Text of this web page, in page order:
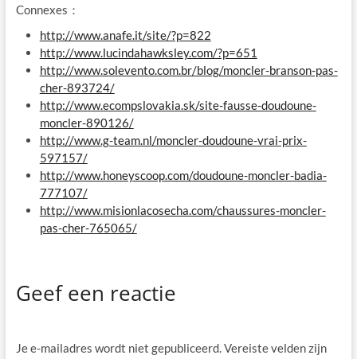
Connexes：
http://www.anafe.it/site/?p=822
http://www.lucindahawksley.com/?p=651
http://www.solevento.com.br/blog/moncler-branson-pas-
cher-893724/
http://www.ecompslovakia.sk/site-fausse-doudoune-
moncler-890126/
http://www.g-team.nl/moncler-doudoune-vrai-prix-
597157/
http://www.honeyscoop.com/doudoune-moncler-badia-
777107/
http://www.misionlacosecha.com/chaussures-moncler-
pas-cher-765065/
Geef een reactie
Je e-mailadres wordt niet gepubliceerd.Vereiste velden zijn